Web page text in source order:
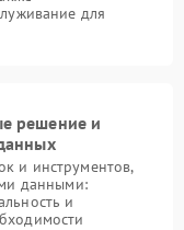
для
решение и
и инструментов,
данными:
и